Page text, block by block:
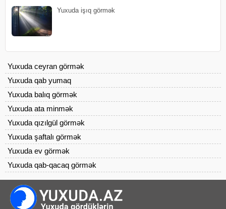
Yuxuda işıq görmək
Yuxuda ceyran görmək
Yuxuda qab yumaq
Yuxuda balıq görmək
Yuxuda ata minmək
Yuxuda qızılgül görmək
Yuxuda şaftalı görmək
Yuxuda ev görmək
Yuxuda qab-qacaq görmək